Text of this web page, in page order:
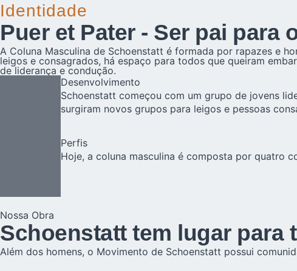
Identidade
Puer et Pater - Ser pai para
A Coluna Masculina de Schoenstatt é formada por rapazes e
leigos e consagrados, há espaço para todos que queiram
de liderança e condução.
Desenvolvimento
Schoenstatt começou com um grupo de jovens
surgiram novos grupos para leigos e pessoas
Perfis
Hoje, a coluna masculina é composta por quatro
Nossa Obra
Schoenstatt tem lugar para
Além dos homens, o Movimento de Schoenstatt possui